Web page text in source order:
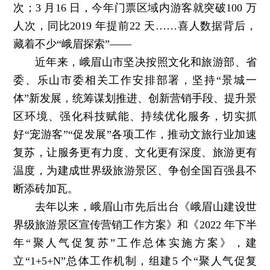
次；3 月16 日，今年门票区域内游客就突破100 万
人次，同比2019 年提前22 天……喜人数据背后，
藏着不少“峨眉探索”——
近年来，峨眉山市坚决按照文化和旅游部、省
委、乐山市委相关工作安排部署，坚持“景城一
体”新发展，统筹谋划推进、创新营销手段、提升景
区环境、强化科技赋能、持续优化服务，切实抓
好“宠游客”“促发展”各项工作，推动文旅行业加速
复苏，让服务更有力度、文化更有深度、旅游更有
温度，为建成世界级旅游景区、争创全国百强县不
断添砖加瓦。
去年以来，峨眉山市先后出台《峨眉山建设世
界级旅游景区宣传营销工作方案》和《2022 年下半
年“聚人气促复苏”工作总体实施方案》，建
立“1+5+N”总体工作机制，组建5 个“聚人气促复